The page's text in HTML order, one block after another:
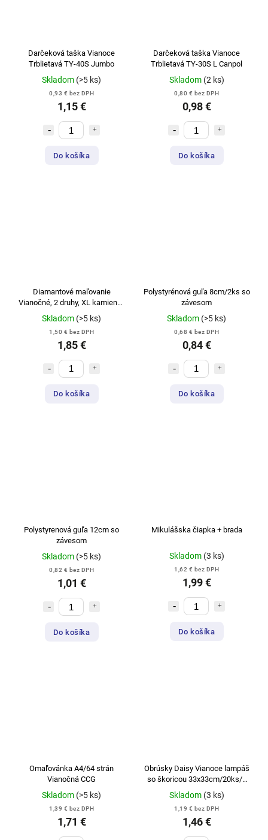
Darčeková taška Vianoce
Trblietavá TY-40S Jumbo
Skladom (>5 ks)
0,93 € bez DPH
1,15 €
Do košíka
Darčeková taška Vianoce
Trblietavá TY-30S L Canpol
Skladom (2 ks)
0,80 € bez DPH
0,98 €
Do košíka
Diamantové maľovanie
Vianočné, 2 druhy, XL kamienky
CCG
Skladom (>5 ks)
1,50 € bez DPH
1,85 €
Do košíka
Polystyrénová guľa 8cm/2ks so
závesom
Skladom (>5 ks)
0,68 € bez DPH
0,84 €
Do košíka
Polystyrenová guľa 12cm so
závesom
Skladom (>5 ks)
0,82 € bez DPH
1,01 €
Do košíka
Mikulášska čiapka + brada
Skladom (3 ks)
1,62 € bez DPH
1,99 €
Do košíka
Omaľovánka A4/64 strán
Vianočná CCG
Skladom (>5 ks)
1,39 € bez DPH
1,71 €
Obrúsky Daisy Vianoce lampáš
so škoricou 33x33cm/20ks/3
vrstvové
Skladom (3 ks)
1,19 € bez DPH
1,46 €